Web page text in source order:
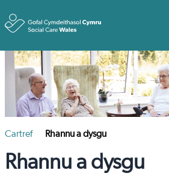
Cartref Rhannu a dysgu
Rhannu a dysgu